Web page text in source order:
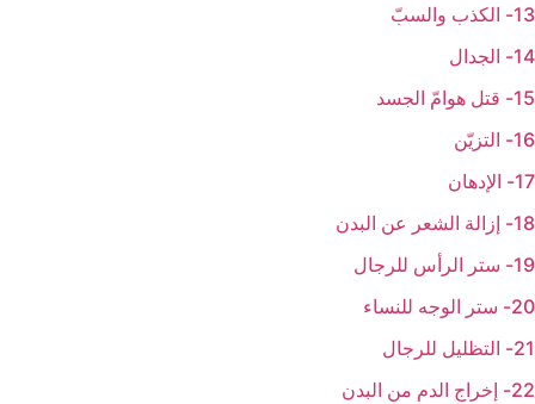
13- الكذب والسبّ
14- الجدال
15- قتل هوامّ الجسد
16- التزيّن
17- الإدهان
18- إزالة الشعر عن البدن
19- ستر الرأس للرجال
20- ستر الوجه للنساء
21- التظليل للرجال
22- إخراج الدم من البدن